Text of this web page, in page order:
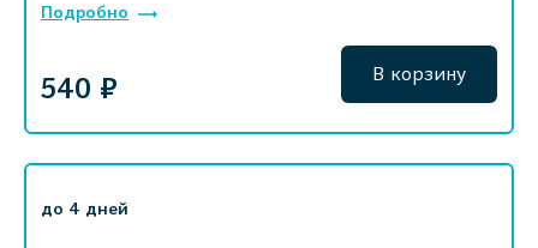
Подробно
540 ₽ В корзину
до 4 дней